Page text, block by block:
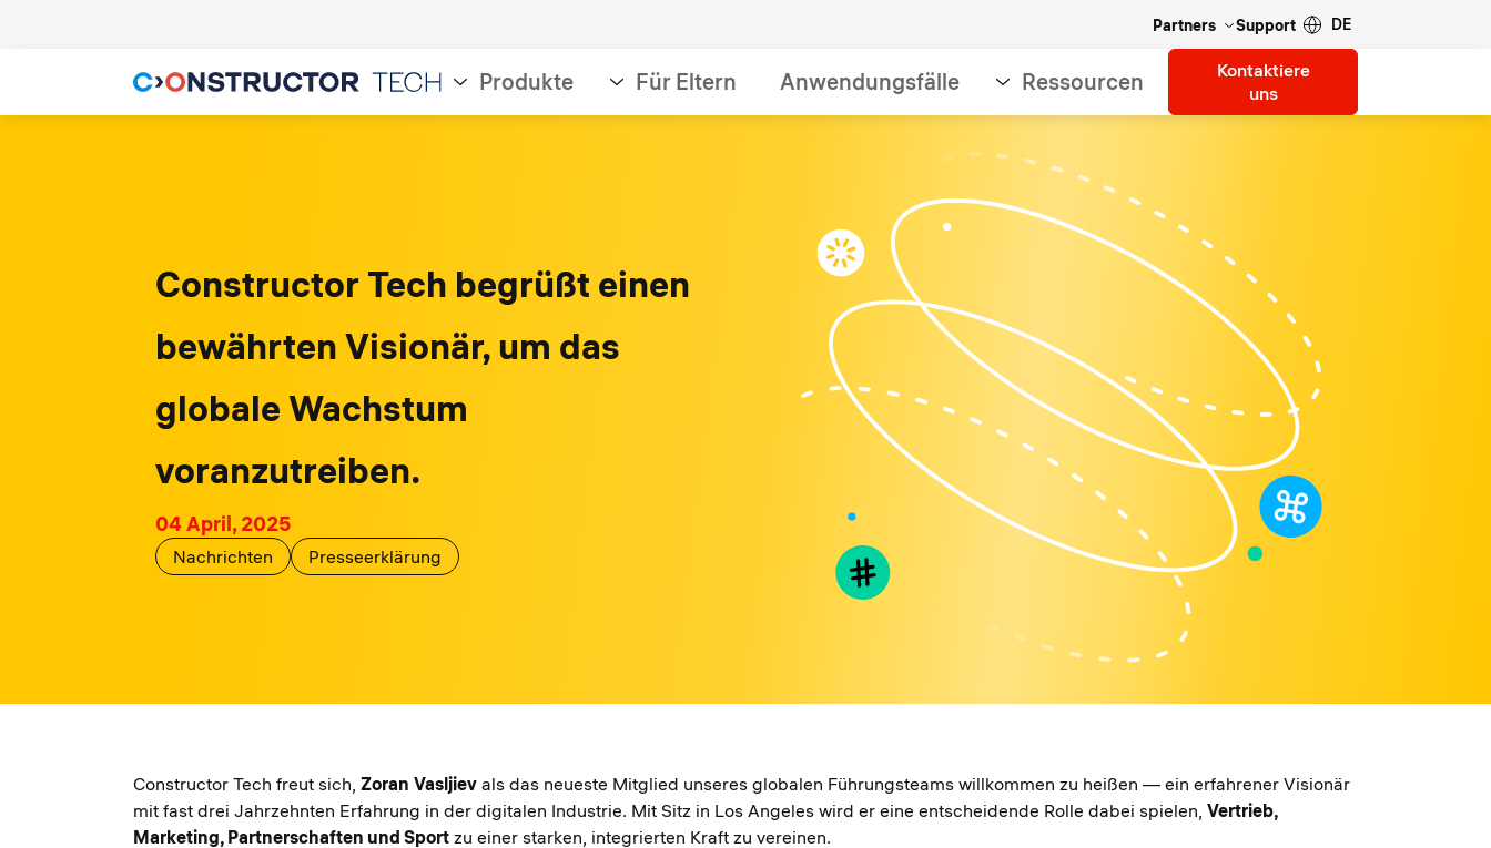
Partners Support DE
Produkte Für Eltern Anwendungsfälle Ressourcen
Kontaktiere
uns
Constructor Tech begrüßt einen
bewährten Visionär, um das
globale Wachstum
voranzutreiben.
04 April, 2025
Nachrichten Presseerklärung
Constructor Tech freut sich, Zoran Vasljiev als das neueste Mitglied unseres globalen Führungsteams willkommen zu heißen — ein erfahrener Visionär
mit fast drei Jahrzehnten Erfahrung in der digitalen Industrie. Mit Sitz in Los Angeles wird er eine entscheidende Rolle dabei spielen, Vertrieb,
Marketing, Partnerschaften und Sport zu einer starken, integrierten Kraft zu vereinen.